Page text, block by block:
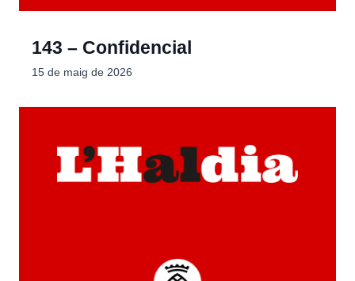
143 – Confidencial
15 de maig de 2026